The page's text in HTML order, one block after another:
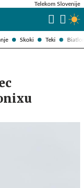
Skoki Teki
Telekom Slovenije